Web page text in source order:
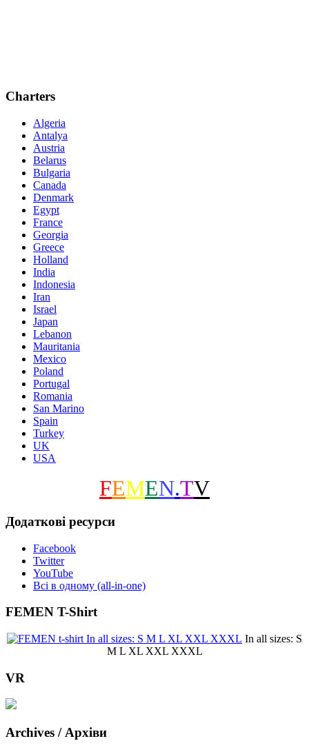
Charters
Algeria
Antalya
Austria
Belarus
Bulgaria
Canada
Denmark
Egypt
France
Georgia
Greece
Holland
India
Indonesia
Iran
Israel
Japan
Lebanon
Mauritania
Mexico
Poland
Portugal
Romania
San Marino
Spain
Turkey
UK
USA
FEMEN.TV
Додаткові ресурси
Facebook
Twitter
YouTube
Всі в одному (all-in-one)
FEMEN T-Shirt
In all sizes: S
M L XL XXL XXXL
VR
Archives / Архіви